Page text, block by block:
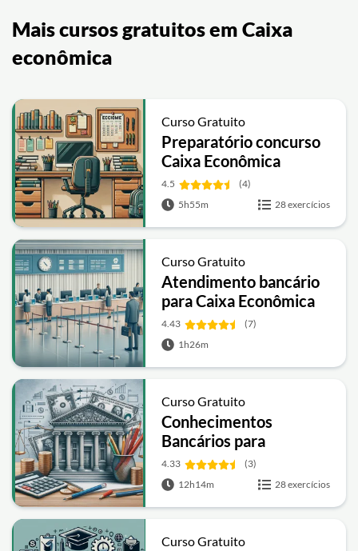
Mais cursos gratuitos em Caixa
econômica
Curso Gratuito
Preparatório concurso
Caixa Econômica
4.5
(4)
5h55m
28 exercícios
Curso Gratuito
Atendimento bancário
para Caixa Econômica
4.43
(7)
1h26m
Curso Gratuito
Conhecimentos
Bancários para
concursos públicos
4.33
(3)
12h14m
28 exercícios
Curso Gratuito